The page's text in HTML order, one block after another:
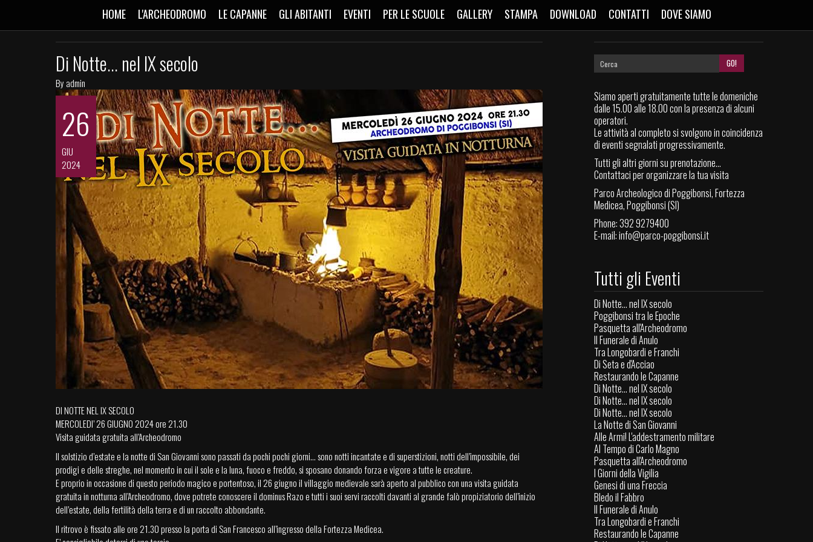
HOME L'ARCHEODROMO LE CAPANNE GLI ABITANTI EVENTI PER LE SCUOLE GALLERY STAMPA DOWNLOAD CONTATTI DOVE SIAMO
Di Notte... nel IX secolo
By admin
26
GIU
2024
DI NOTTE NEL IX SECOLO
MERCOLEDI’ 26 GIUGNO 2024 ore 21.30
Visita guidata gratuita all’Archeodromo
Il solstizio d’estate e la notte di San Giovanni sono passati da pochi pochi giorni… sono notti incantate e di superstizioni, notti dell’impossibile, dei
prodigi e delle streghe, nel momento in cui il sole e la luna, fuoco e freddo, si sposano donando forza e vigore a tutte le creature.
E proprio in occasione di questo periodo magico e portentoso, il 26 giugno il villaggio medievale sarà aperto al pubblico con una visita guidata
gratuita in notturna all’Archeodromo, dove potrete conoscere il dominus Razo e tutti i suoi servi raccolti davanti al grande falò propiziatorio dell’inizio
dell’estate, della fertilità della terra e di un raccolto abbondante.
Il ritrovo è fissato alle ore 21.30 presso la porta di San Francesco all’ingresso della Fortezza Medicea.
Siamo aperti gratuitamente tutte le domeniche
dalle 15.00 alle 18.00 con la presenza di alcuni
operatori.
Le attività al completo si svolgono in coincidenza
di eventi segnalati progressivamente.
Tutti gli altri giorni su prenotazione...
Contattaci per organizzare la tua visita
Parco Archeologico di Poggibonsi, Fortezza
Medicea, Poggibonsi (SI)
Phone: 392 9279400
E-mail:info@parco-poggibonsi.it
Tutti gli Eventi
Di Notte... nel IX secolo
Poggibonsi tra le Epoche
Pasquetta all'Archeodromo
Il Funerale di Anulo
Tra Longobardi e Franchi
Di Seta e d'Acciao
Restaurando le Capanne
Di Notte... nel IX secolo
Di Notte... nel IX secolo
Di Notte... nel IX secolo
La Notte di San Giovanni
Alle Armi! L'addestramento militare
Al Tempo di Carlo Magno
Pasquetta all'Archeodromo
I Giorni della Vigilia
Genesi di una Freccia
Bledo il Fabbro
Il Funerale di Anulo
Tra Longobardi e Franchi
Restaurando le Capanne